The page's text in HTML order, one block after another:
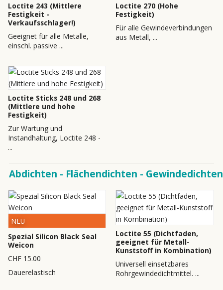
Loctite 243 (Mittlere
Festigkeit -
Verkaufsschlager!)
Geeignet für alle Metalle,
einschl. passive ...
Loctite 270 (Hohe
Festigkeit)
Für alle Gewindeverbindungen
aus Metall, ...
Loctite Sticks 248 und 268
(Mittlere und hohe
Festigkeit)
Zur Wartung und
Instandhaltung, Loctite 248 -
...
Abdichten - Flächendichten - Gewindedichten
NEU
Spezial Silicon Black Seal
Weicon
CHF 15.00
Dauerelastisch
Loctite 55 (Dichtfaden,
geeignet für Metall-
Kunststoff in Kombination)
Universell einsetzbares
Rohrgewindedichtmittel. ...